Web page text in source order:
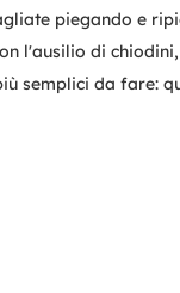
piegando e
l'ausilio di
semplici da